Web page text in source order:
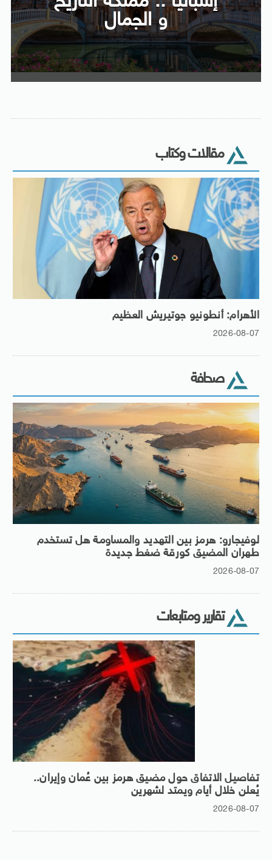
و الجمال
مقالات وكتاب
الأهرام: أنطونيو جوتيريش العظيم
2026-08-07
صحافة
لوفيجارو: هرمز بين التهديد والمساومة هل تستخدم
طهران المضيق كورقة ضغط جديدة
2026-08-07
تقارير ومتابعات
تفاصيل الاتفاق حول مضيق هرمز بين عُمان وإيران..
يُعلن خلال أيام ويمتد لشهرين
2026-08-07